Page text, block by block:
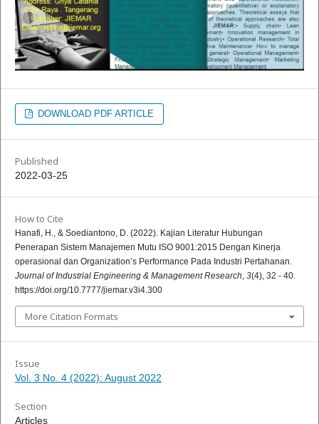
DOWNLOAD PDF ARTICLE
Published
2022-03-25
How to Cite
Hanafi, H., & Soediantono, D. (2022). Kajian Literatur Hubungan
Penerapan Sistem Manajemen Mutu ISO 9001:2015 Dengan Kinerja
operasional dan Organization’s Performance Pada Industri Pertahanan.
Journal of Industrial Engineering & Management Research 3(4), 32 - 40.
https://doi.org/10.7777/jiemar.v3i4.300
More Citation Formats
Issue
Vol. 3 No. 4 (2022): August 2022
Section
Articles